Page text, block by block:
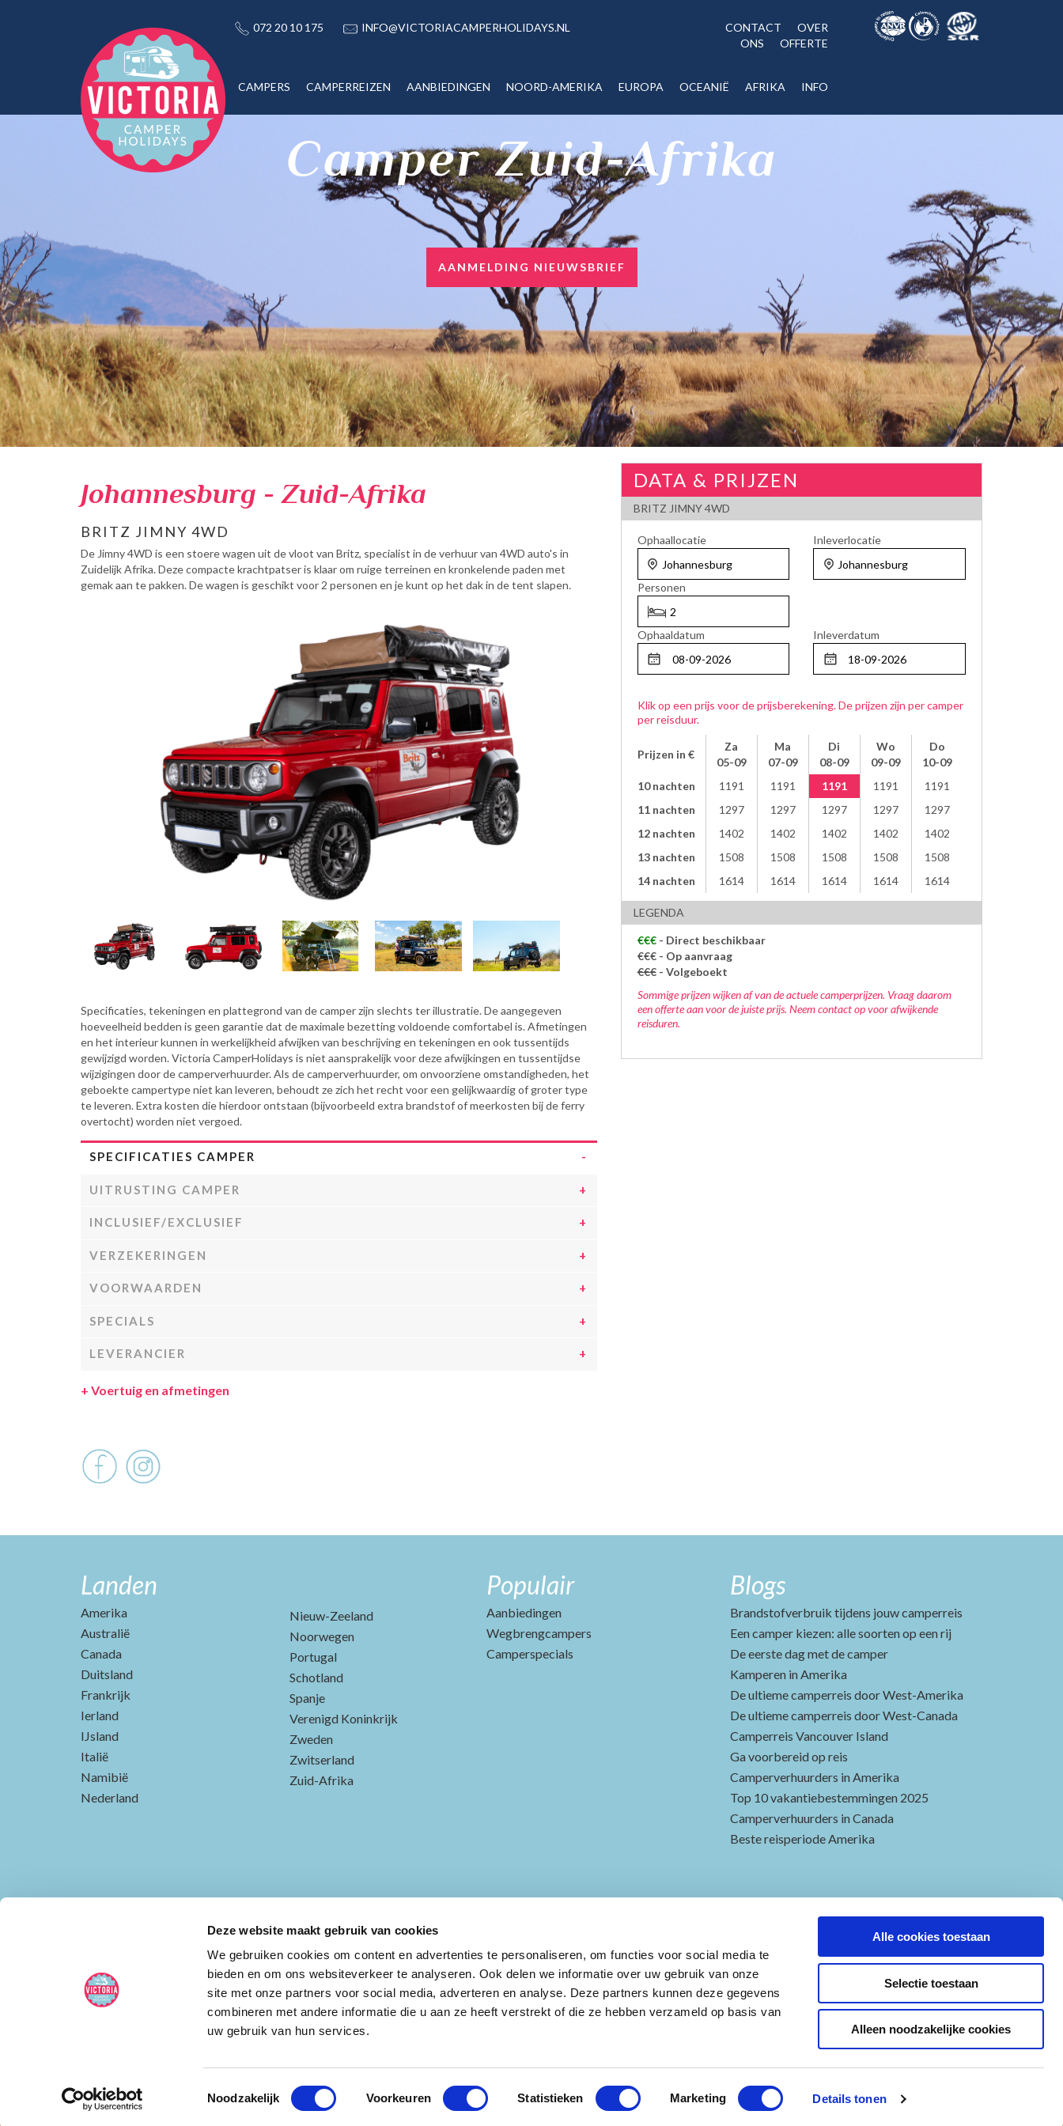
Deze website maakt gebruik van cookies
We gebruiken cookies om content en advertenties te personaliseren, om functies voor social media te
bieden en om ons websiteverkeer te analyseren. Ook delen we informatie over uw gebruik van onze
site met onze partners voor social media, adverteren en analyse. Deze partners kunnen deze gegevens
combineren met andere informatie die u aan ze heeft verstrekt of die ze hebben verzameld op basis van
uw gebruik van hun services.
Toestemmingsselectie
Noodzakelijk Voorkeuren Statistieken Marketing Details tonen
Alle cookies toestaan
Selectie toestaan
Alleen noodzakelijke cookies
072 20 10 175 INFO@VICTORIACAMPERHOLIDAYS.NL CONTACT
OVER
ONS
OFFERTE
CAMPERS CAMPERREIZEN AANBIEDINGEN NOORD-AMERIKA EUROPA OCEANIË AFRIKA INFO
Camper Zuid-Afrika
AANMELDING NIEUWSBRIEF
Johannesburg - Zuid-Afrika
BRITZ JIMNY 4WD
De Jimny 4WD is een stoere wagen uit de vloot van Britz, specialist in de verhuur van 4WD auto's in
Zuidelijk Afrika. Deze compacte krachtpatser is klaar om ruige terreinen en kronkelende paden met
gemak aan te pakken. De wagen is geschikt voor 2 personen en je kunt op het dak in de tent slapen.
Specificaties, tekeningen en plattegrond van de camper zijn slechts ter illustratie. De aangegeven
hoeveelheid bedden is geen garantie dat de maximale bezetting voldoende comfortabel is. Afmetingen
en het interieur kunnen in werkelijkheid afwijken van beschrijving en tekeningen en ook tussentijds
gewijzigd worden. Victoria CamperHolidays is niet aansprakelijk voor deze afwijkingen en tussentijdse
wijzigingen door de camperverhuurder. Als de camperverhuurder, om onvoorziene omstandigheden, het
geboekte campertype niet kan leveren, behoudt ze zich het recht voor een gelijkwaardig of groter type
te leveren. Extra kosten die hierdoor ontstaan (bijvoorbeeld extra brandstof of meerkosten bij de ferry
overtocht) worden niet vergoed.
SPECIFICATIES CAMPER
UITRUSTING CAMPER
INCLUSIEF/EXCLUSIEF
VERZEKERINGEN
VOORWAARDEN
SPECIALS
LEVERANCIER
+ Voertuig en afmetingen
DATA & PRIJZEN
BRITZ JIMNY 4WD
Ophaallocatie Inleverlocatie
Personen
Ophaaldatum Inleverdatum
Klik op een prijs voor de prijsberekening. De prijzen zijn per camper
per reisduur.
Prijzen in €
Za
05-09
Ma
07-09
Di
08-09
Wo
09-09
Do
10-09
10 nachten
1191 1191 1191 1191
1191
11 nachten
1297 1297 1297 1297
1297
12 nachten
1402 1402 1402 1402
1402
13 nachten
1508 1508 1508 1508
1508
14 nachten
1614 1614 1614 1614 1614
LEGENDA
€€€- Direct beschikbaar
€€€- Op aanvraag
€€€- Volgeboekt
Sommige prijzen wijken af van de actuele camperprijzen. Vraag daarom
een offerte aan voor de juiste prijs. Neem contact op voor afwijkende
reisduren.
Landen
Amerika
Australië
Canada
Duitsland
Frankrijk
Ierland
IJsland
Italië
Namibië
Nederland
Nieuw-Zeeland
Noorwegen
Portugal
Schotland
Spanje
Verenigd Koninkrijk
Zweden
Zwitserland
Zuid-Afrika
Populair
Aanbiedingen
Wegbrengcampers
Camperspecials
Blogs
Brandstofverbruik tijdens jouw camperreis
Een camper kiezen: alle soorten op een rij
De eerste dag met de camper
Kamperen in Amerika
De ultieme camperreis door West-Amerika
De ultieme camperreis door West-Canada
Camperreis Vancouver Island
Ga voorbereid op reis
Camperverhuurders in Amerika
Top 10 vakantiebestemmingen 2025
Camperverhuurders in Canada
Beste reisperiode Amerika
ONS
FAQ CAMPERVERHUURDERS INSTAGRAM FACEBOOK TOEGANKELIJKHEID